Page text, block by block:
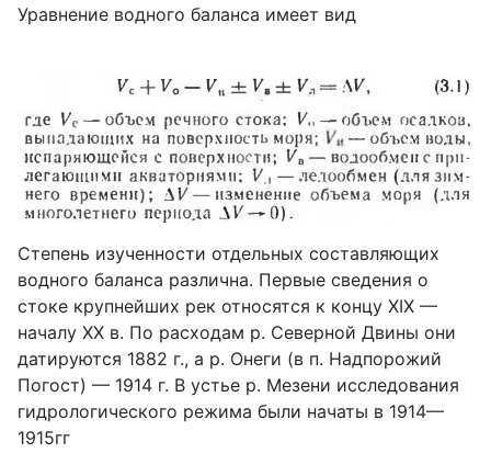
Уравнение водного баланса имеет вид
Степень изученности отдельных составляющих
водного баланса различна. Первые сведения о
стоке крупнейших рек относятся к концу XIX —
началу XX в. По расходам р. Северной Двины они
датируются 1882 г., а р. Онеги (в п. Надпорожий
Погост) — 1914 г. В устье р. Мезени исследования
гидрологического режима были начаты в 1914—
1915гг